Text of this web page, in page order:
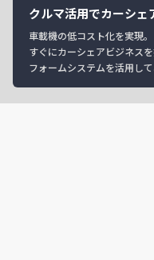
クルマ活用でカーシェ
車載機の低コスト化を実現。
すぐにカーシェアビジネス
フォームシステムを活用し